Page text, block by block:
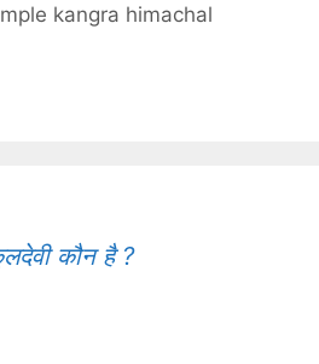
kangra himachal
कौन है ?